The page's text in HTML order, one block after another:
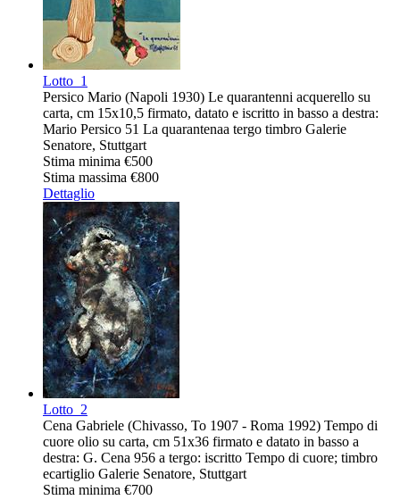
Lotto 1
Persico Mario (Napoli 1930) Le quarantenni acquerello su
carta, cm 15x10,5 firmato, datato e iscritto in basso a destra:
Mario Persico 51 La quarantenaa tergo timbro Galerie
Senatore, Stuttgart
Stima minima €500
Stima massima €800
Dettaglio
Lotto 2
Cena Gabriele (Chivasso, To 1907 - Roma 1992) Tempo di
cuore olio su carta, cm 51x36 firmato e datato in basso a
destra: G. Cena 956 a tergo: iscritto Tempo di cuore; timbro
ecartiglio Galerie Senatore, Stuttgart
Stima minima €700